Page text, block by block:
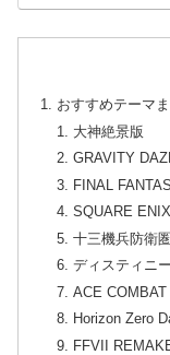
おすすめテーマ
大神絶景版
GRAVITY
FINAL
SQUARE
十三機兵防衛圏
ディスティニ
ACE
Horizon Zero
FFVII